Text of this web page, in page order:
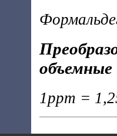
объемные
1ppm =